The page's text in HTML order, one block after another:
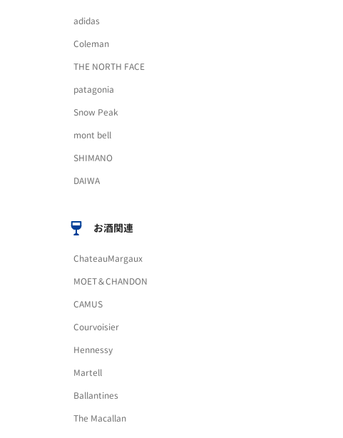
adidas
Coleman
THE NORTH FACE
patagonia
Snow Peak
mont bell
SHIMANO
DAIWA
お酒関連
ChateauMargaux
MOET＆CHANDON
CAMUS
Courvoisier
Hennessy
Martell
Ballantines
The Macallan